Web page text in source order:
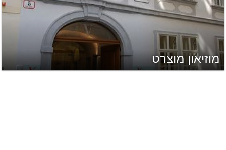
מוזיאון מוצרט